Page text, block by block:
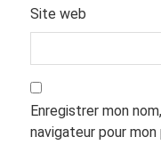
Site web
Enregistrer mon
navigateur pour